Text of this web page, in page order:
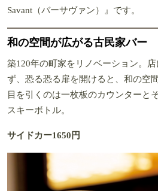
Savant（バーサヴァン）』です。
和の空間が広がる古民家バー
築120年の町家をリノベーション。
ず、恐る恐る扉を開けると、和の空
目を引くのは一枚板のカウンターと
スキーボトル。
サイドカー1650円